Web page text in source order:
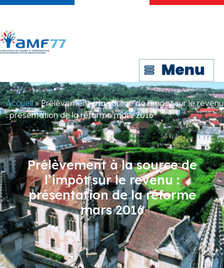
Accueil»Prélèvement à la source de l’impôt sur le revenu
: présentation de la réforme mars 2016
Prélèvement à la source de
l’impôt sur le revenu :
présentation de la réforme
mars 2016